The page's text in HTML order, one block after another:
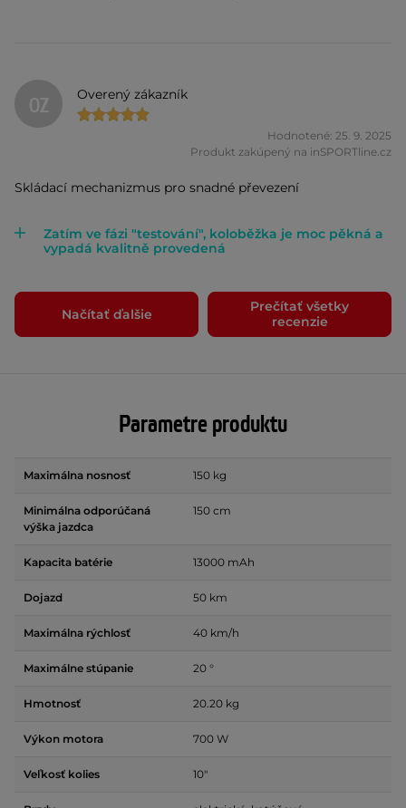
OZ Overený zákazník
Hodnotené: 25. 9. 2025
Produkt zakúpený na inSPORTline.cz
Skládací mechanizmus pro snadné převezení
Zatím ve fázi "testování", koloběžka je moc pěkná a
vypadá kvalitně provedená
Načítať ďalšie
Prečítať všetky
recenzie
Parametre produktu
Maximálna nosnosť 150 kg
Minimálna odporúčaná
výška jazdca
150 cm
Kapacita batérie 13000 mAh
Dojazd 50 km
Maximálna rýchlosť 40 km/h
Maximálne stúpanie 20 °
Hmotnosť 20.20 kg
Výkon motora 700 W
Veľkosť kolies 10"